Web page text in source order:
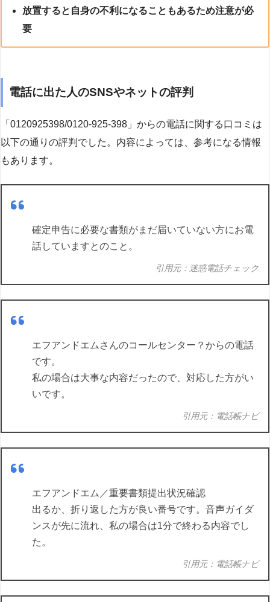
放置すると自身の不利になることもあるため注意が必
要
電話に出た人のSNSやネットの評判
「0120925398/0120-925-398」からの電話に関する口コミは
以下の通りの評判でした。内容によっては、参考になる情報
もあります。
確定申告に必要な書類がまだ届いていない方にお電
話していますとのこと。
引用元：迷惑電話チェック
エフアンドエムさんのコールセンター？からの電話
です。
私の場合は大事な内容だったので、対応した方がい
いです。
引用元：電話帳ナビ
エフアンドエム／重要書類提出状況確認
出るか、折り返した方が良い番号です。音声ガイダ
ンスが先に流れ、私の場合は1分で終わる内容でし
た。
引用元：電話帳ナビ